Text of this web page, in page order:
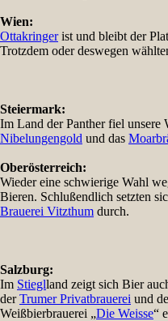
Wien:
Ottakringerist und bleibt der
Trotzdem oder deswegen
Steiermark:
Im Land der Panther fiel unsere
Nibelungengold und das
Oberösterreich:
Wieder eine schwierige Wahl
Bieren. Schlußendlich setzten
Brauerei Vitzthum durch.
Salzburg:
Im Stieglland zeigt sich Bier
derTrumer Privatbrauerei und
Weißbierbrauerei „Die Weisse“